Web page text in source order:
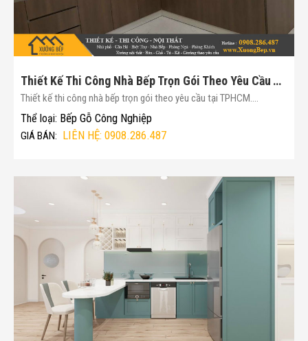
Thiết Kế Thi Công Nhà Bếp Trọn Gói Theo Yêu Cầu Tại TPHCM(Mã :172)
Thiết kế thi công nhà bếp trọn gói theo yêu cầu tại TPHCM....
Thể loại: Bếp Gỗ Công Nghiệp
GIÁ BÁN: LIÊN HỆ: 0908.286.487